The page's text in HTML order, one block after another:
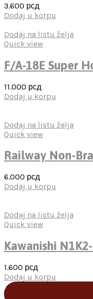
3.600 рсд
Dodaj u korpu
Dodaj na listu želja
Quick view
F/A-18E Super
11.000 рсд
Dodaj u korpu
Dodaj na listu želja
Quick view
Railway Non-
6.000 рсд
Dodaj u korpu
Dodaj na listu želja
Quick view
Kawanishi
1.600 рсд
Dodaj u korpu